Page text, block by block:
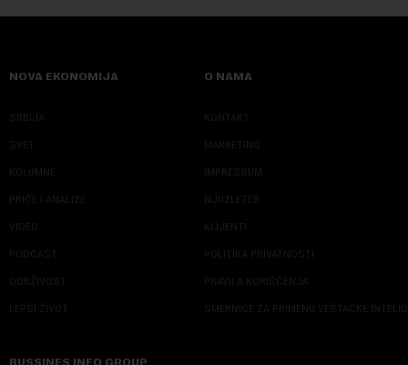
NOVA EKONOMIJA
SRBIJA
SVET
KOLUMNE
PRIČE I ANALIZE
VIDEO
PODCAST
ODRŽIVOST
LEPŠI ŽIVOT
O NAMA
KONTAKT
MARKETING
IMPRESSUM
NJUZLETER
KLIJENTI
POLITIKA PRIVATNOSTI
PRAVILA KORIŠĆENJA
SMERNICE ZA PRIMENU VEŠTAČKE
BUSSINES INFO GROUP